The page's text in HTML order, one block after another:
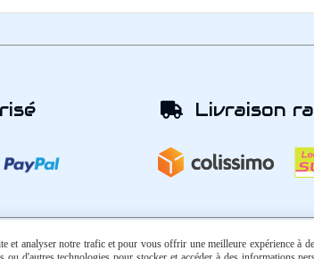
Livraison
et analyser notre trafic et pour vous offrir une meilleure expérience à